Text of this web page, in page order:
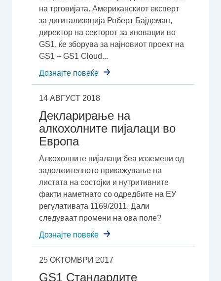
на трговијата. Американскиот експерт
за дигитализација Роберт Бајдеман,
директор на секторот за иновации во
GS1, ќе зборува за најновиот проект на
GS1 – GS1 Cloud...
Дознајте повеќе
14 АВГУСТ 2018
Декларирање на
алкохолните пијалаци во
Европа
Алкохолните пијалаци беа изземени од
задолжителното прикажување на
листата на состојки и нутритивните
факти наметнато со одредбите на ЕУ
регулативата 1169/2011. Дали
следуваат промени на ова поле?
Дознајте повеќе
25 ОКТОМВРИ 2017
GS1 Стандардите